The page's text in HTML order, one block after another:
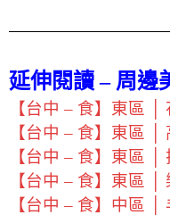
延伸閱讀 – 周邊
【台中 – 食】東區
【台中 – 食】東區
【台中 – 食】東區 │
【台中 – 食】東區
【台中 – 食】中區 │